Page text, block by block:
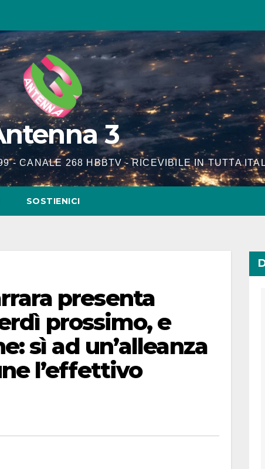
3
- CANALE 268 HBBTV - RICEVIBILE IN TUTTA
SOSTIENICI
presenta
prossimo, e
sì ad un’alleanza
l’effettivo